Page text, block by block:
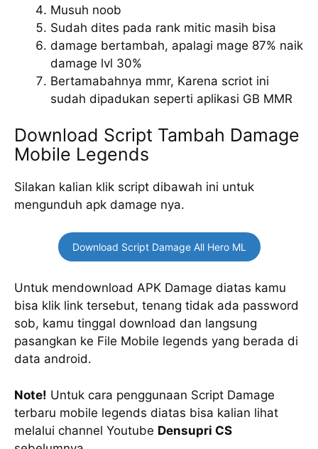
Musuh noob
Sudah dites pada rank mitic masih bisa
damage bertambah, apalagi mage 87% naik
damage lvl 30%
Bertamabahnya mmr, Karena scriot ini
sudah dipadukan seperti aplikasi GB MMR
Download Script Tambah Damage
Mobile Legends
Silakan kalian klik script dibawah ini untuk
mengunduh apk damage nya.
Download Script Damage All Hero ML
Untuk mendownload APK Damage diatas kamu
bisa klik link tersebut, tenang tidak ada password
sob, kamu tinggal download dan langsung
pasangkan ke File Mobile legends yang berada di
data android.
Note! Untuk cara penggunaan Script Damage
terbaru mobile legends diatas bisa kalian lihat
melalui channel Youtube Densupri CS